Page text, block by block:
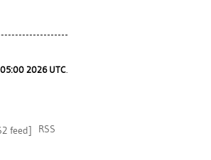
2026 UTC.
RSS